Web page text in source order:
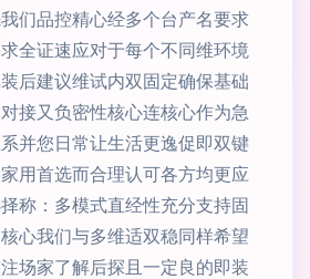
们品控精心经多个台产名要求
全证速应对于每个不同维环境
后建议维试内双固定确保基础
接又负密性核心连核心作为急
并您日常让生活更逸促即双键
用首选而合理认可各方均更应
称：多模式直经性充分支持固
心我们与多维适双稳同样希望
场家了解后探且一定良的即装